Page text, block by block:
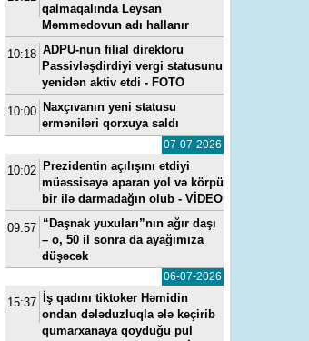
15-07-2022, 11:49
baş həkim
- FOTO
---
Vüqar Əhmədovun
kadrı Elmar Mahmudov
oğluna ən son model
Rover”i hansı pullarla
qalmaqalında Leysan
Məmmədovun adı hallanır
10:18 ADPU-nun filial direktoru
Passivləşdirdiyi vergi statusunu
yenidən aktiv etdi - FOTO
10:00 Naxçıvanın yeni statusu
erməniləri qorxuya saldı
07-07-2026
10:02 Prezidentin açılışını etdiyi
müəssisəyə aparan yol və körpü
bir ilə darmadağın olub - VİDEO
09:57 “Daşnak yuxuları”nın ağır daşı
– o, 50 il sonra da ayağımıza
düşəcək
06-07-2026
15:37
İş qadını tiktoker Həmidin
ondan dələduzluqla ələ keçirib
qumarxanaya qoyduğu pul